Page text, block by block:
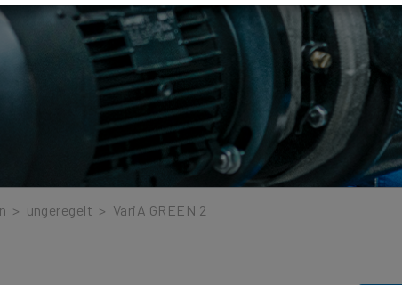
> ungeregelt > VariA GREEN 2